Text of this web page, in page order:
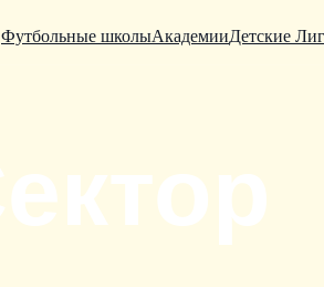
Футбольные школыАкадемииДетские